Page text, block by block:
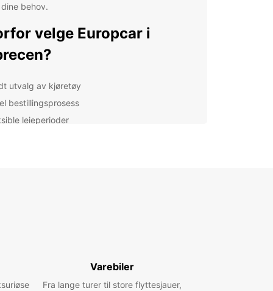
behov.
velge Europcar i
utvalg av kjøretøy
bestillingsprosess
leieperioder
dag i Debrecen Zoo, eller utforsk de
Varebiler
Fra lange turer til store flyttesjauer,